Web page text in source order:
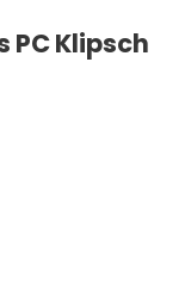
qu'un
audio.
PC Klipsch